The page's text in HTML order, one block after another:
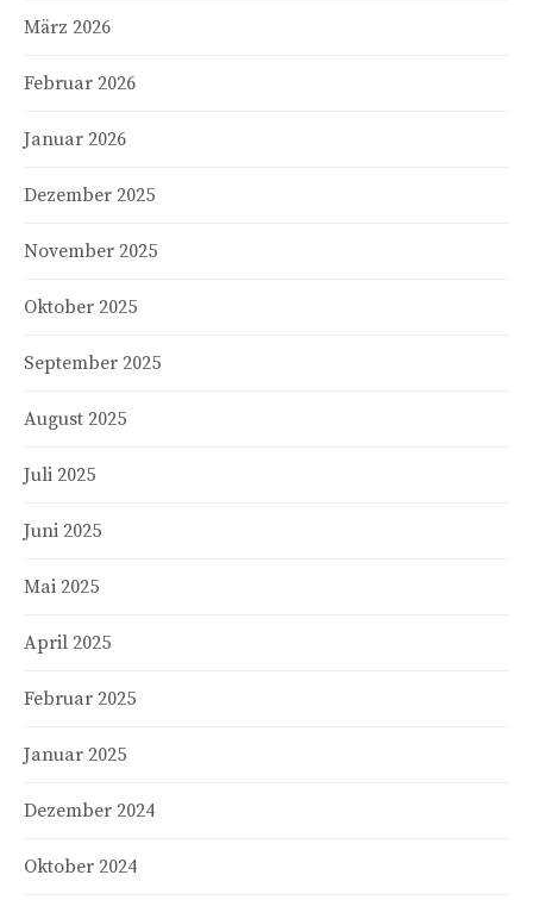
März 2026
Februar 2026
Januar 2026
Dezember 2025
November 2025
Oktober 2025
September 2025
August 2025
Juli 2025
Juni 2025
Mai 2025
April 2025
Februar 2025
Januar 2025
Dezember 2024
Oktober 2024